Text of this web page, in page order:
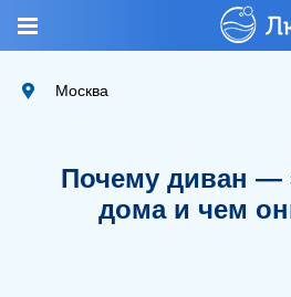
Москва
Почему диван —
дома и чем